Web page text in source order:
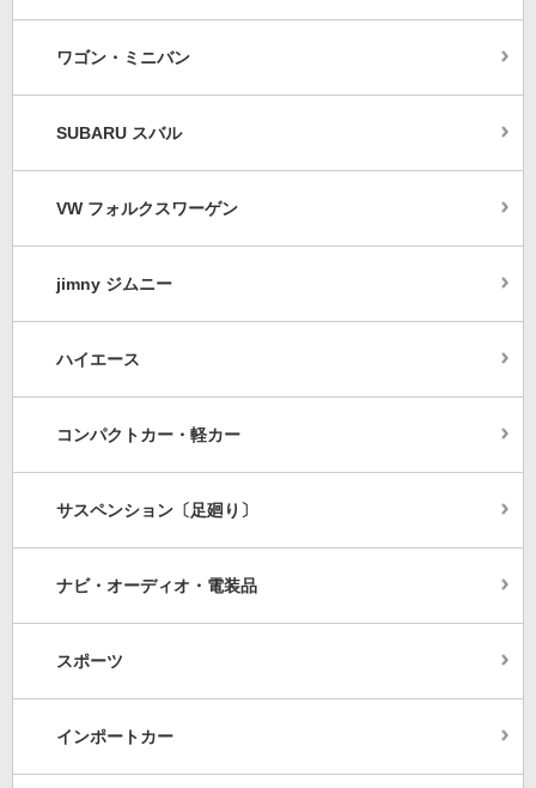
ワゴン・ミニバン
SUBARU スバル
VW フォルクスワーゲン
jimny ジムニー
ハイエース
コンパクトカー・軽カー
サスペンション〔足廻り〕
ナビ・オーディオ・電装品
スポーツ
インポートカー